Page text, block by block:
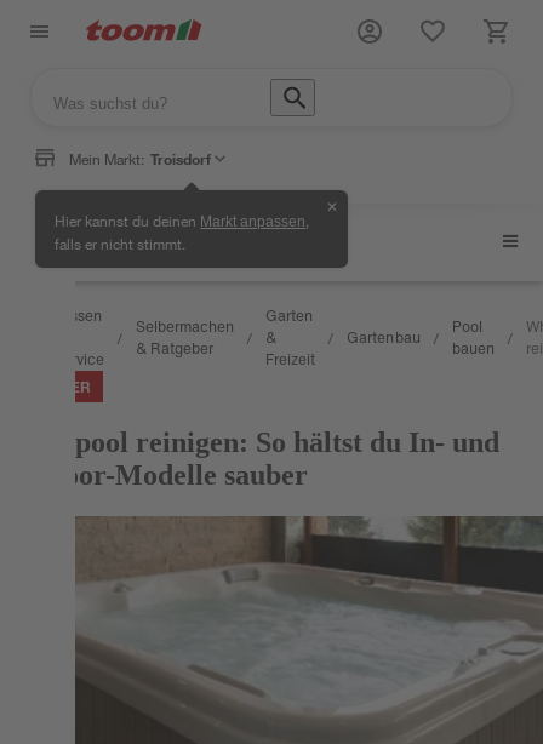
Mein Markt: Troisdorf
Hier kannst du deinen Markt anpassen
falls er nicht stimmt.
✕
Pool bauen
Wissen
Service
/
Selbermachen
& Ratgeber
/
Garten
&
Freizeit
/ Gartenbau /
Pool
bauen
/
RATGEBER
Whirlpool reinigen: So hältst du In- und
Outdoor-Modelle sauber